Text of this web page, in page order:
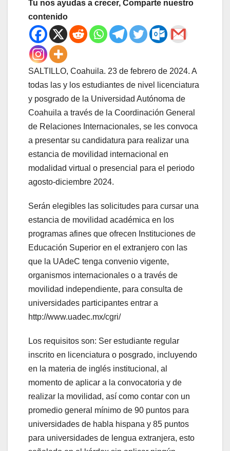
Tu nos ayudas a crecer, Comparte nuestro
contenido
SALTILLO, Coahuila. 23 de febrero de 2024. A
todas las y los estudiantes de nivel licenciatura
y posgrado de la Universidad Autónoma de
Coahuila a través de la Coordinación General
de Relaciones Internacionales, se les convoca
a presentar su candidatura para realizar una
estancia de movilidad internacional en
modalidad virtual o presencial para el periodo
agosto-diciembre 2024.
Serán elegibles las solicitudes para cursar una
estancia de movilidad académica en los
programas afines que ofrecen Instituciones de
Educación Superior en el extranjero con las
que la UAdeC tenga convenio vigente,
organismos internacionales o a través de
movilidad independiente, para consulta de
universidades participantes entrar a
http://www.uadec.mx/cgri/
Los requisitos son: Ser estudiante regular
inscrito en licenciatura o posgrado, incluyendo
en la materia de inglés institucional, al
momento de aplicar a la convocatoria y de
realizar la movilidad, así como contar con un
promedio general mínimo de 90 puntos para
universidades de habla hispana y 85 puntos
para universidades de lengua extranjera, esto